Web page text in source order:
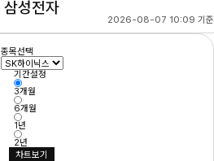
삼성전자
2026-08-07 10:09 기준
종목선택
기간설정
3개월
6개월
1년
2년
차트보기